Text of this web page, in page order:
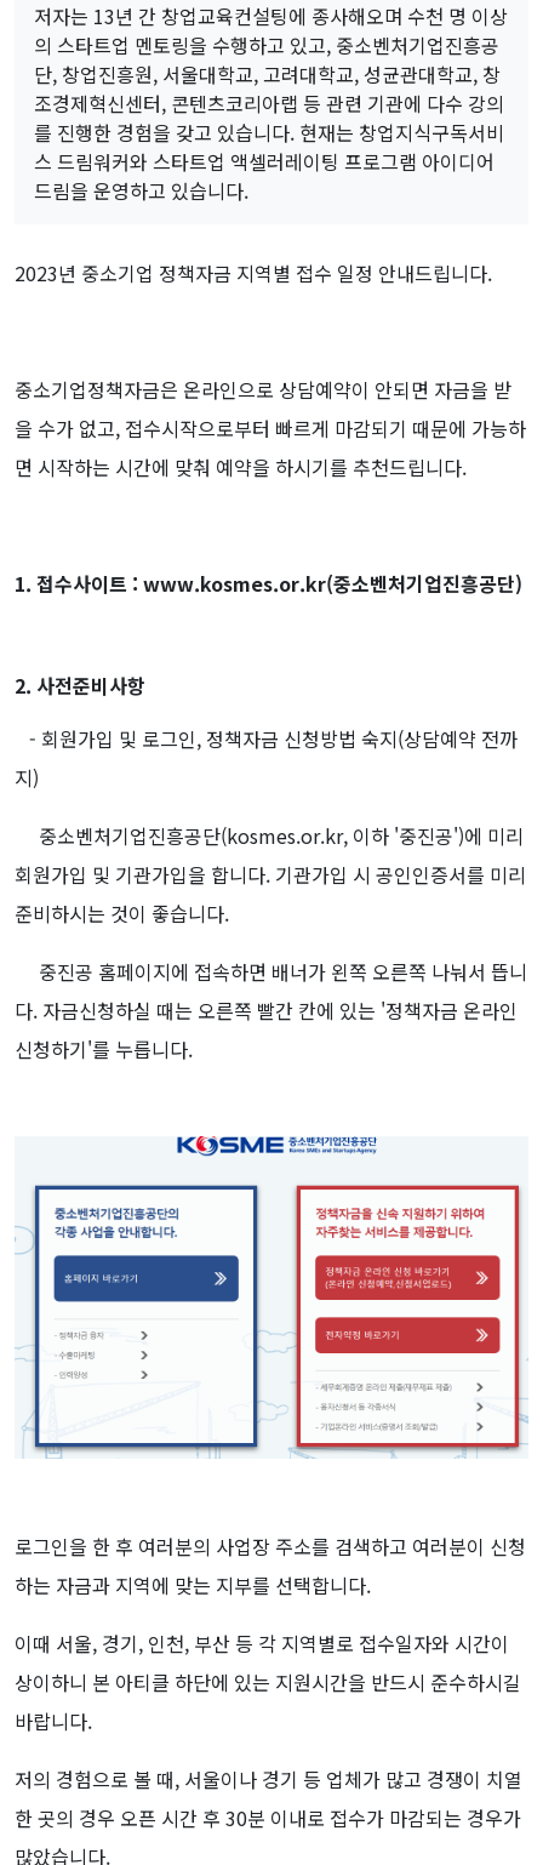
저자는 13년 간 창업교육컨설팅에 종사해오며 수천 명 이상
의 스타트업 멘토링을 수행하고 있고, 중소벤처기업진흥공
단, 창업진흥원, 서울대학교, 고려대학교, 성균관대학교, 창
조경제혁신센터, 콘텐츠코리아랩 등 관련 기관에 다수 강의
를 진행한 경험을 갖고 있습니다. 현재는 창업지식구독서비
스 드림워커와 스타트업 액셀러레이팅 프로그램 아이디어
드림을 운영하고 있습니다.
2023년 중소기업 정책자금 지역별 접수 일정 안내드립니다.
중소기업정책자금은 온라인으로 상담예약이 안되면 자금을 받
을 수가 없고, 접수시작으로부터 빠르게 마감되기 때문에 가능하
면 시작하는 시간에 맞춰 예약을 하시기를 추천드립니다.
1. 접수사이트 : www.kosmes.or.kr(중소벤처기업진흥공단)
2. 사전준비사항
- 회원가입 및 로그인, 정책자금 신청방법 숙지(상담예약 전까
지)
중소벤처기업진흥공단(kosmes.or.kr, 이하 '중진공')에 미리
회원가입 및 기관가입을 합니다. 기관가입 시 공인인증서를 미리
준비하시는 것이 좋습니다.
중진공 홈페이지에 접속하면 배너가 왼쪽 오른쪽 나눠서 뜹니
다. 자금신청하실 때는 오른쪽 빨간 칸에 있는 '정책자금 온라인
신청하기'를 누릅니다.
로그인을 한 후 여러분의 사업장 주소를 검색하고 여러분이 신청
하는 자금과 지역에 맞는 지부를 선택합니다.
이때 서울, 경기, 인천, 부산 등 각 지역별로 접수일자와 시간이
상이하니 본 아티클 하단에 있는 지원시간을 반드시 준수하시길
바랍니다.
저의 경험으로 볼 때, 서울이나 경기 등 업체가 많고 경쟁이 치열
한 곳의 경우 오픈 시간 후 30분 이내로 접수가 마감되는 경우가
많았습니다.